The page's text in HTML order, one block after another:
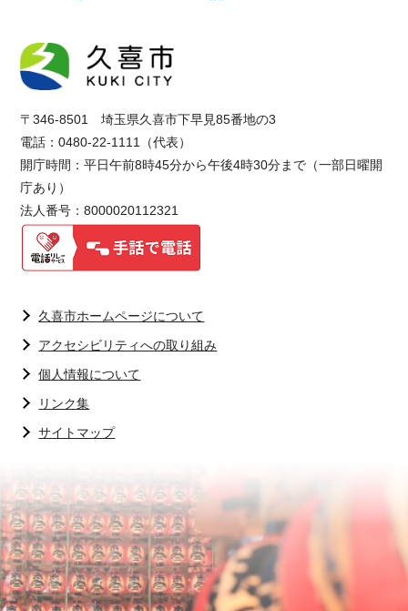
〒346-8501 埼玉県久喜市下早見85番地の3
電話：0480-22-1111（代表）
開庁時間：平日午前8時45分から午後4時30分まで（一部日曜開
庁あり）
法人番号：8000020112321
久喜市ホームページについて
アクセシビリティへの取り組み
個人情報について
リンク集
サイトマップ